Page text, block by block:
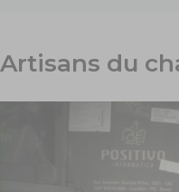
Artisans du